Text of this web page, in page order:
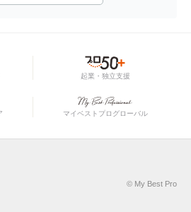
起業・独立支援
マイベストプログローバル
© My Best Pro